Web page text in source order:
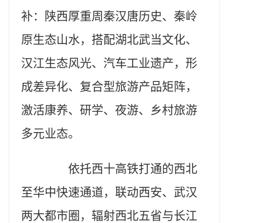
补：陕西厚重周秦汉唐历史、秦岭
原生态山水，搭配湖北武当文化、
汉江生态风光、汽车工业遗产，形
成差异化、复合型旅游产品矩阵，
激活康养、研学、夜游、乡村旅游
多元业态。
依托西十高铁打通的西北
至华中快速通道，联动西安、武汉
两大都市圈，辐射西北五省与长江